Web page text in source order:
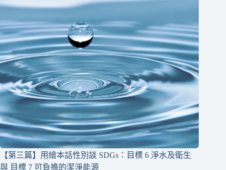
【第三篇】用繪本話性別談 SDGs：目標 6 淨水及衛生
與 目標 7 可負擔的潔淨能源